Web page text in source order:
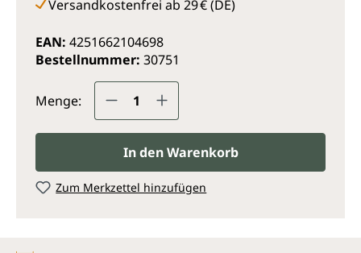
Versandkostenfrei ab 29 € (DE)
EAN: 4251662104698
Bestellnummer: 30751
Menge: Produkt Anzahl: Gib den
In den Warenkorb
Zum Merkzettel hinzufügen